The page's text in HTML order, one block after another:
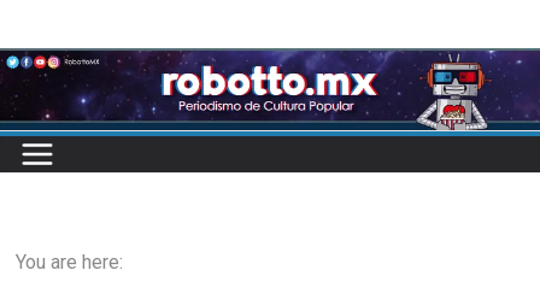
to
content
You are here: